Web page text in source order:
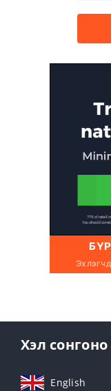
Хэл сонгоно
English